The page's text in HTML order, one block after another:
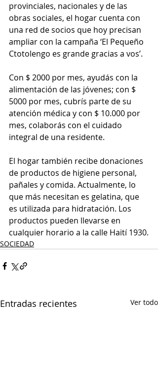
provinciales, nacionales y de las
obras sociales, el hogar cuenta con
una red de socios que hoy precisan
ampliar con la campaña ‘El Pequeño
Ctotolengo es grande gracias a vos’.
Con $ 2000 por mes, ayudás con la
alimentación de las jóvenes; con $
5000 por mes, cubrís parte de su
atención médica y con $ 10.000 por
mes, colaborás con el cuidado
integral de una residente.
El hogar también recibe donaciones
de productos de higiene personal,
pañales y comida. Actualmente, lo
que más necesitan es gelatina, que
es utilizada para hidratación. Los
productos pueden llevarse en
cualquier horario a la calle Haití 1930.
SOCIEDAD
Entradas recientes Ver todo